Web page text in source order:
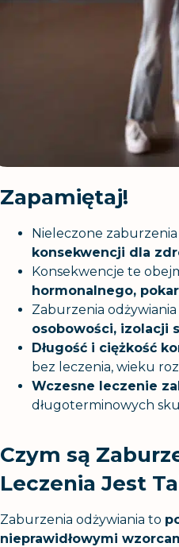
Zapamiętaj!
Nieleczone
konsekwencji dla
Konsekwencje te
hormonalnego,
Zaburzenia
osobowości, izolacji
Długość i ciężkość
bez leczenia, wieku
Wczesne leczenie
długoterminowych
Czym są
Leczenia Jest
Zaburzenia odżywiania to
nieprawidłowymi